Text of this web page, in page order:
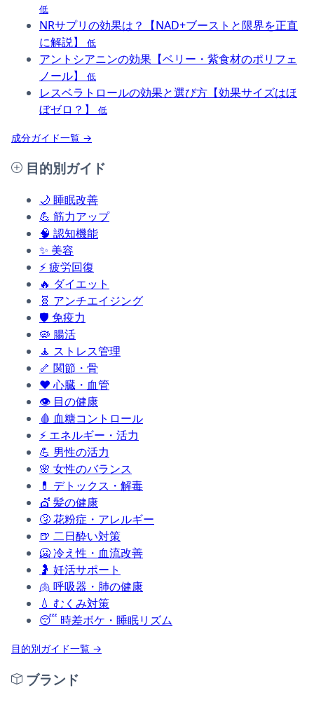
低
NRサプリの効果は？【NAD+ブーストと限界を正直
に解説】
低
アントシアニンの効果【ベリー・紫食材のポリフェ
ノール】
低
レスベラトロールの効果と選び方【効果サイズはほ
ぼゼロ？】
低
成分ガイド一覧 →
目的別ガイド
🌙 睡眠改善
💪 筋力アップ
🧠 認知機能
✨ 美容
⚡疲労回復
🔥 ダイエット
🧬 アンチエイジング
🛡️ 免疫力
🦠 腸活
🧘 ストレス管理
🦴 関節・骨
❤️ 心臓・血管
👁️ 目の健康
🩸 血糖コントロール
⚡ エネルギー・活力
💪 男性の活力
🌸 女性のバランス
💊 デトックス・解毒
💇 髪の健康
🤧花粉症・アレルギー
🍺 二日酔い対策
🥶冷え性・血流改善
🤰 妊活サポート
🫁 呼吸器・肺の健康
💧 むくみ対策
😴 時差ボケ・睡眠リズム
目的別ガイド一覧 →
ブランド